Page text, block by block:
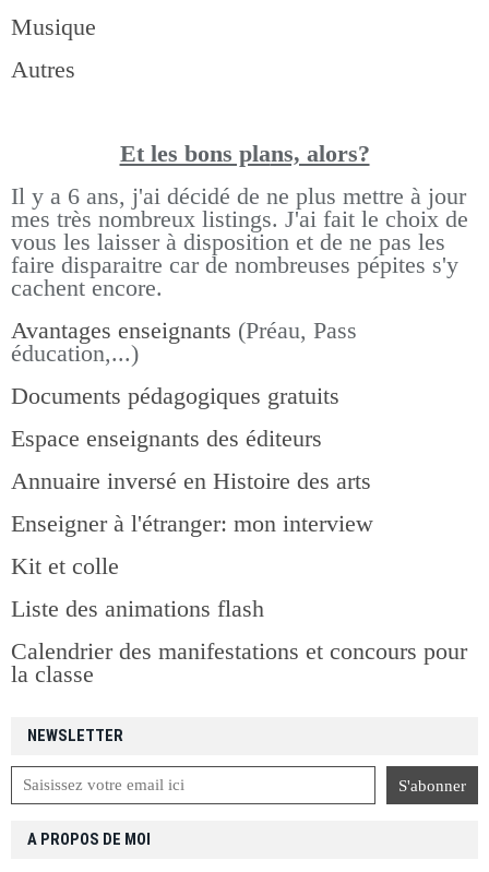
NEWSLETTER
Musique
Autres
Et les bons plans, alors?
Il y a 6 ans, j'ai décidé de ne plus mettre à jour
mes très nombreux listings. J'ai fait le choix de
vous les laisser à disposition et de ne pas les
faire disparaitre car de nombreuses pépites s'y
cachent encore.
Avantages enseignants (Préau, Pass
éducation,...)
Documents pédagogiques gratuits
Espace enseignants des éditeurs
Annuaire inversé en Histoire des arts
Enseigner à l'étranger: mon interview
Kit et colle
Liste des animations flash
Calendrier des manifestations et concours pour
la classe
A PROPOS DE MOI